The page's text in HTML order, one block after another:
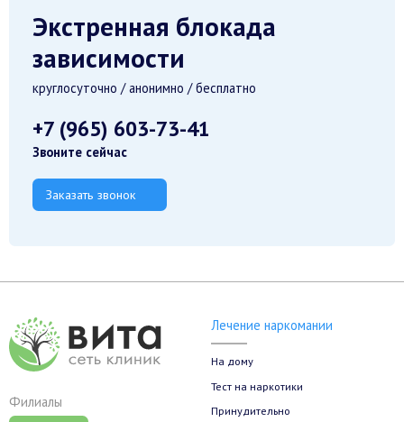
Экстренная блокада
зависимости
круглосуточно / анонимно / бесплатно
+7 (965) 603-73-41
Звоните сейчас
Заказать звонок
Филиалы
Лечение наркомании
На дому
Тест на наркотики
Принудительно